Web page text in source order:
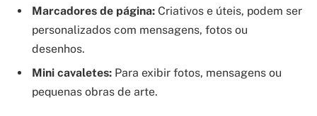
Marcadores de página: Criativos e úteis, podem ser
personalizados com mensagens, fotos ou
desenhos.
Mini cavaletes: Para exibir fotos, mensagens ou
pequenas obras de arte.